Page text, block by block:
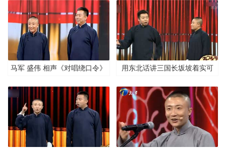
马军 盛伟 相声《对唱绕口令》
用东北话讲三国长坂坡着实可
书》